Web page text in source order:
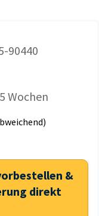
90440
Wochen
&
direkt